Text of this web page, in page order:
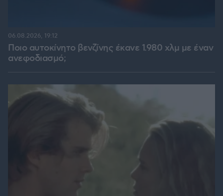
Ποιο αυτοκίνητο βενζίνης έκανε 1.980 χλμ με έναν
ανεφοδιασμό;
06.08.2026, 19:12